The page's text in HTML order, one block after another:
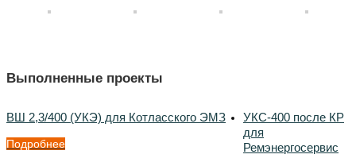
Выполненные проекты
ВШ 2,3/400 (УКЭ) для Котласского ЭМЗ
Подробнее
УКС-400 после КР
для
Ремэнергосервис